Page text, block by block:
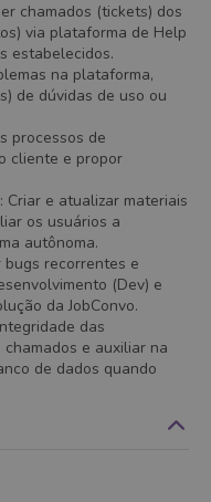
chamados (tickets) dos
via plataforma de Help
estabelecidos.
na plataforma,
de dúvidas de uso ou
processos de
cliente e propor
Criar e atualizar materiais
os usuários a
autônoma.
bugs recorrentes e
(Dev) e
da JobConvo.
das
e auxiliar na
de dados quando